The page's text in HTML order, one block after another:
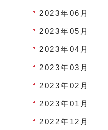
2023年06月
2023年05月
2023年04月
2023年03月
2023年02月
2023年01月
2022年12月